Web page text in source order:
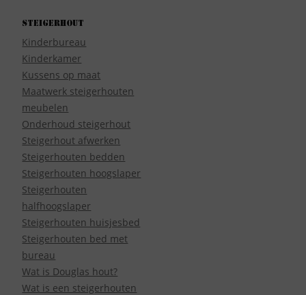
Steigerhout
Kinderbureau
Kinderkamer
Kussens op maat
Maatwerk steigerhouten
meubelen
Onderhoud steigerhout
Steigerhout afwerken
Steigerhouten bedden
Steigerhouten hoogslaper
Steigerhouten
halfhoogslaper
Steigerhouten huisjesbed
Steigerhouten bed met
bureau
Wat is Douglas hout?
Wat is een steigerhouten